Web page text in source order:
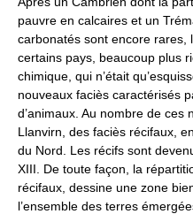
pauvre en calcaires et un
carbonatés sont encore rares,
certains pays, beaucoup plus
chimique, qui n’était
nouveaux faciès caractérisés
d’animaux. Au nombre de ces
Llanvirn, des faciès récifaux,
du Nord. Les récifs sont
XIII. De toute façon, la
récifaux, dessine une zone
l’ensemble des terres